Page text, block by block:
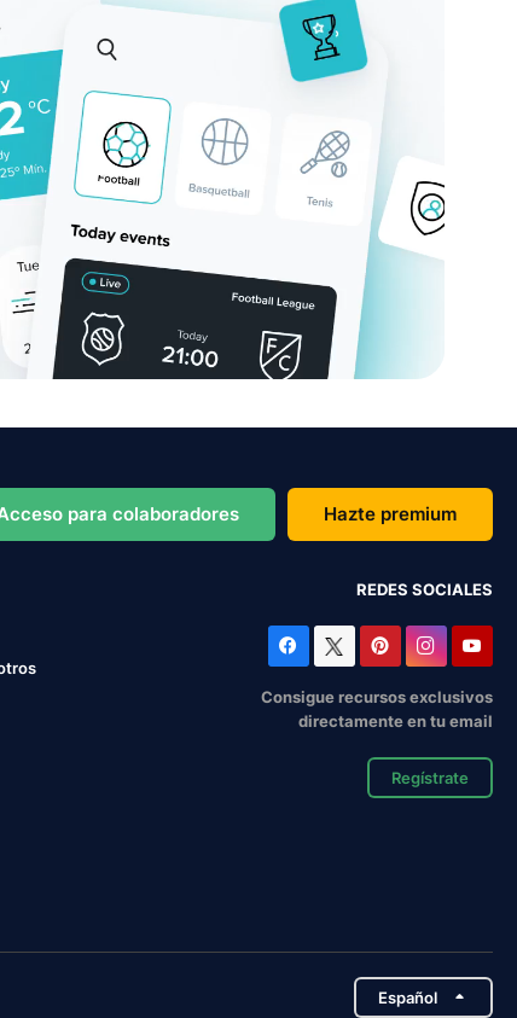
para colaboradores Hazte premium
REDES SOCIALES
Consigue recursos exclusivos
directamente en tu email
Regístrate
Español